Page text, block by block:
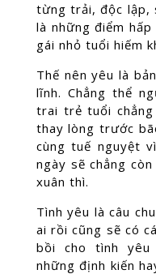
từng trải, độc lập,
là những điểm
gái nhỏ tuổi hiếm
Thế nên yêu là
lĩnh. Chẳng thể
trai trẻ tuổi
thay lòng trước
cùng tuế nguyệt
ngày sẽ chẳng
xuân thì.
Tình yêu là câu
ai rồi cũng sẽ có
bồi cho tình
những định kiến